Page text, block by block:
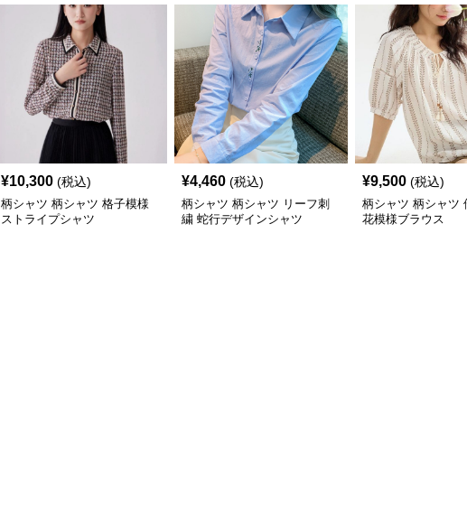
¥10,300 (税込)
柄シャツ 柄シャツ 格子模様
ストライプシャツ
¥4,460 (税込)
柄シャツ 柄シャツ リーフ刺
繍 蛇行デザインシャツ
¥9,500 (税込)
柄シャツ 柄シャツ
花模様ブラウス